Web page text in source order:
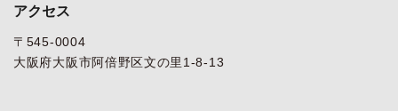
アクセス
〒545-0004
大阪府大阪市阿倍野区文の里1-8-13